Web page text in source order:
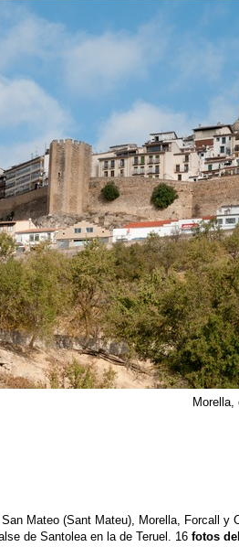
Morella,
Mateo (Sant Mateu), Morella, Forcall y
de Santolea en la de Teruel. 16 fotos